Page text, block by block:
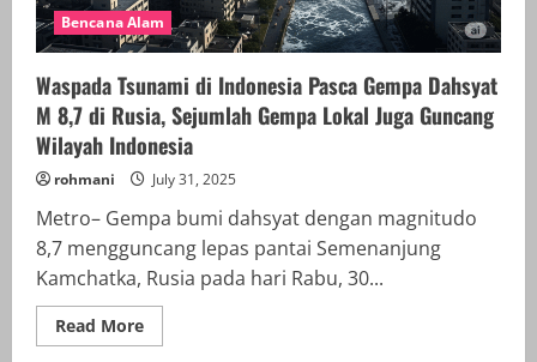
Bencana Alam
Waspada Tsunami di Indonesia Pasca Gempa Dahsyat
M 8,7 di Rusia, Sejumlah Gempa Lokal Juga Guncang
Wilayah Indonesia
rohmani July 31, 2025
Metro– Gempa bumi dahsyat dengan magnitudo
8,7 mengguncang lepas pantai Semenanjung
Kamchatka, Rusia pada hari Rabu, 30...
Read MoreRead
more